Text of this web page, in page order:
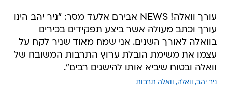
עורך וואלה! NEWS אבירם אלעד מסר: "ניר יהב הינו
עורך וכתב מעולה אשר ביצע תפקידים בכירים
בוואלה לאורך השנים. אני שמח מאוד שניר לקח על
עצמו את משימת הובלת ערוץ התרבות המשובח של
וואלה ובטוח שיביא אותו להישגים רבים".
ניר יהב וואלה וואלה תרבות